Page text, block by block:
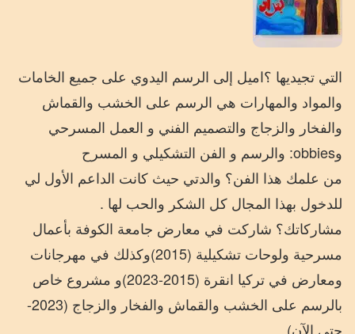
التي تجيديها ؟اميل إلى الرسم اليدوي على جميع الخامات
والمواد والمهارات هي الرسم على الخشب والقماش
والفخار والزجاج والتصميم الفني و العمل المسرحي
وobbies: والرسم و الفن التشكيلي و المسرح
من علمك هذا الفن؟ والدتي حيث كانت الداعم الأول لي
للدخول بهذا المجال كل الشكر والحب لها .
مشاركاتك؟ شاركت في معارض جامعة الكوفة بأعمال
مسرحية ولوحات تشكيلية (2015)وكذلك في مهرجانات
ومعارض في تركيا انقرة (2015-2023)و مشروع خاص
بالرسم على الخشب والقماش والفخار والزجاج (2023-
حتى الآن)